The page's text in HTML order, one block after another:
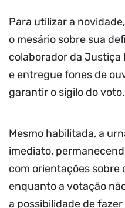
Para utilizar a
o mesário sobre sua
colaborador da Justiça
e entregue fones de
garantir o sigilo do voto.
Mesmo habilitada, a
imediato,
com orientações sobre
enquanto a votação
a possibilidade de